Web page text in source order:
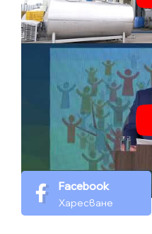
Facebook
Харесване